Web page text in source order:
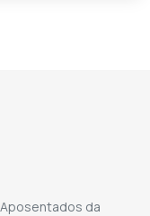
Aposentados da